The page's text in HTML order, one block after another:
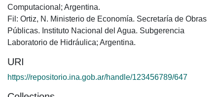
Computacional; Argentina.
Fil: Ortiz, N. Ministerio de Economía. Secretaría de Obras
Públicas. Instituto Nacional del Agua. Subgerencia
Laboratorio de Hidráulica; Argentina.
URI
https://repositorio.ina.gob.ar/handle/123456789/647